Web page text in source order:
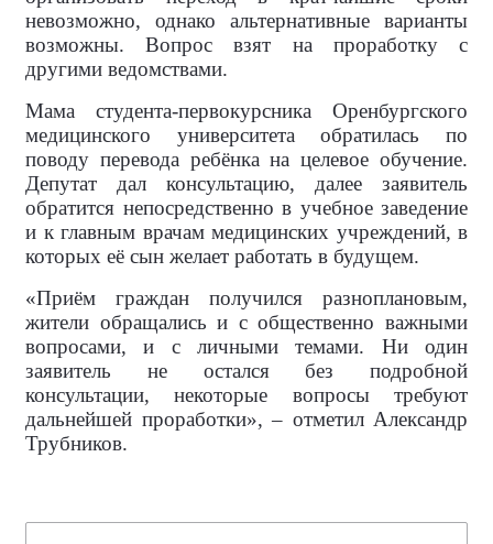
невозможно, однако альтернативные варианты
возможны. Вопрос взят на проработку с
другими ведомствами.
Мама студента-первокурсника Оренбургского
медицинского университета обратилась по
поводу перевода ребёнка на целевое обучение.
Депутат дал консультацию, далее заявитель
обратится непосредственно в учебное заведение
и к главным врачам медицинских учреждений, в
которых её сын желает работать в будущем.
«Приём граждан получился разноплановым,
жители обращались и с общественно важными
вопросами, и с личными темами. Ни один
заявитель не остался без подробной
консультации, некоторые вопросы требуют
дальнейшей проработки», – отметил Александр
Трубников.